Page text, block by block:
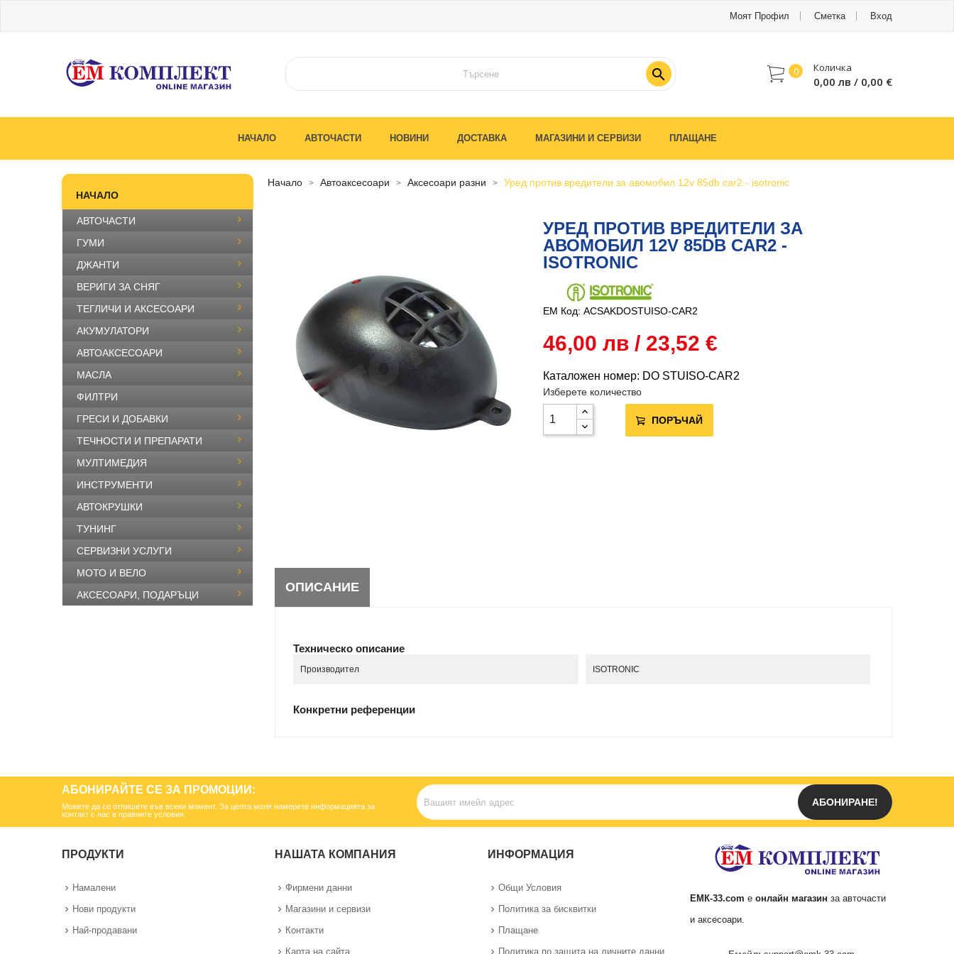
Моят Профил Сметка Вход
Количка
0
0,00 лв / 0,00 €

НАЧАЛО АВТОЧАСТИ НОВИНИ ДОСТАВКА МАГАЗИНИ И СЕРВИЗИ ПЛАЩАНЕ
НАЧАЛО
АВТОЧАСТИ
ГУМИ
ДЖАНТИ
ВЕРИГИ ЗА СНЯГ
ТЕГЛИЧИ И АКСЕСОАРИ
АКУМУЛАТОРИ
АВТОАКСЕСОАРИ
МАСЛА
ФИЛТРИ
ГРЕСИ И ДОБАВКИ
ТЕЧНОСТИ И ПРЕПАРАТИ
МУЛТИМЕДИЯ
ИНСТРУМЕНТИ
АВТОКРУШКИ
ТУНИНГ
СЕРВИЗНИ УСЛУГИ
МОТО И ВЕЛО
АКСЕСОАРИ, ПОДАРЪЦИ
начало автоаксесоари аксесоари разни уред против вредители за авомобил 12v 85db car2 - isotronic
УРЕД ПРОТИВ ВРЕДИТЕЛИ ЗА
АВОМОБИЛ 12V 85DB CAR2 -
ISOTRONIC
EM Код: ACSAKDOSTUISO-CAR2
46,00 лв / 23,52 €
Каталожен номер: DO STUISO-CAR2
Изберете количество
ПОРЪЧАЙ
ОПИСАНИЕ
Техническо описание
Производител ISOTRONIC
Конкретни референции
АБОНИРАЙТЕ СЕ ЗА ПРОМОЦИИ:
Можете да се отпишете във всеки момент. За целта моля намерете информацията за
контакт с нас в правните условия.
АБОНИРАНЕ!
ПРОДУКТИ
Намалени
Нови продукти
Най-продавани
НАШАТА КОМПАНИЯ
Фирмени данни
Магазини и сервизи
Контакти
Карта на сайта
ИНФОРМАЦИЯ
Общи Условия
Политика за бисквитки
Плащане
Политика по защита на личните данни
ЕМК-33.com е онлайн магазин за авточасти
и аксесоари.